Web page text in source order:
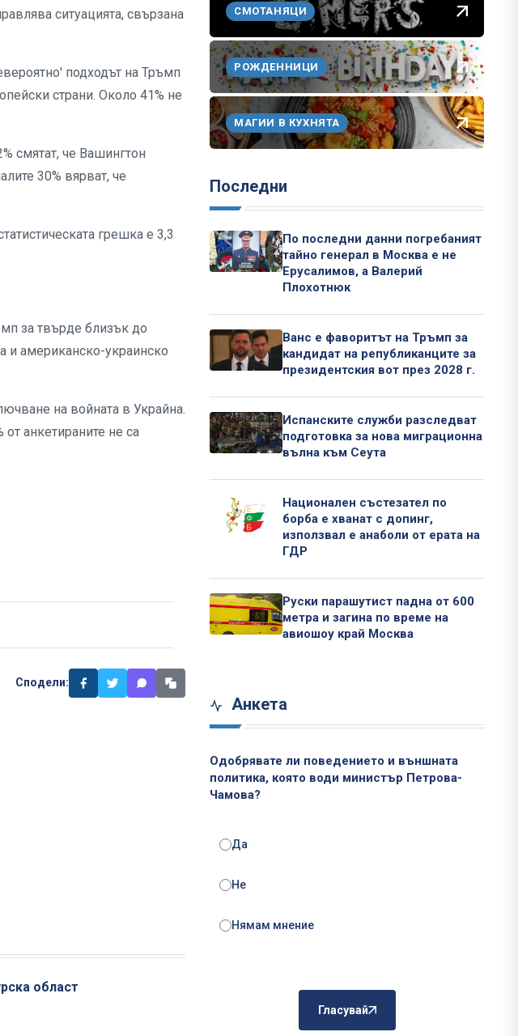
ситуацията, свързана
подходът на Тръмп
страни. Около 41% не
смятат, че Вашингтон
30% вярват, че
грешка е 3,3
за твърде близък до
и американско-украинско
на войната в Украйна.
анкетираните не са
Сподели:
област
СМОТАНЯЦИ
РОЖДЕННИЦИ
МАГИИ В КУХНЯТА
Последни
По последни данни погребаният
тайно генерал в Москва е не
Ерусалимов, а Валерий
Плохотнюк
Ванс е фаворитът на Тръмп за
кандидат на републиканците за
президентския вот през 2028 г.
Испанските служби разследват
подготовка за нова миграционна
вълна към Сеута
Национален състезател по
борба е хванат с допинг,
използвал е анаболи от ерата на
ГДР
Руски парашутист падна от 600
метра и загина по време на
авиошоу край Москва
Анкета
Одобрявате ли поведението и външната
политика, която води министър Петрова-
Чамова?
Да
Не
Нямам мнение
Гласувай